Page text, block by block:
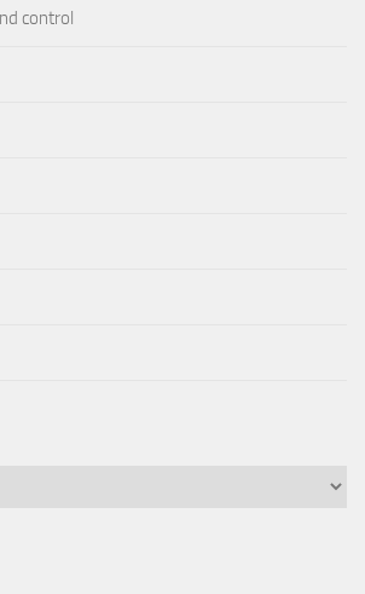
control